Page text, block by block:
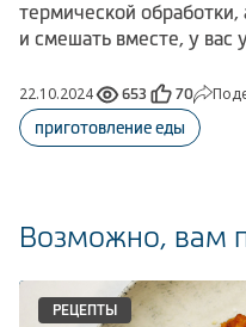
термической обработки,
и смешать вместе, у вас
22.10.2024 653 70
приготовление еды
Возможно, вам
РЕЦЕПТЫ